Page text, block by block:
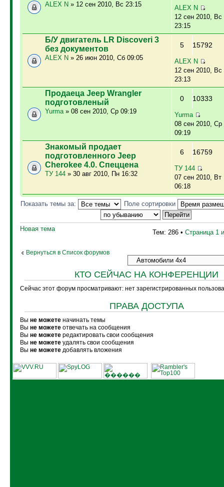
ALEX N » 12 сен 2010, Вс 23:15
ALEX N
12 сен 2010, Вс
23:15
Б/У двигатель LR Discoveri 3
без документов
ALEX N » 26 июн 2010, Сб 09:05
5 15792
ALEX N
12 сен 2010, Вс
23:13
Продаеца Jeep Wrangler
подготовленый
Yurma» 08 сен 2010, Ср 09:19
0 10333
Yurma
08 сен 2010, Ср
09:19
Знакомый продает
подготовленного Jeep
Cherokee 4.0. Спеццена
ТУ 144» 30 авг 2010, Пн 16:32
6 16759
ТУ 144
07 сен 2010, Вт
06:18
Показать темы за: Поле сортировки
Новая тема Тем: 286 • Страница 1
Вернуться в Список форумов
КТО СЕЙЧАС НА КОНФЕРЕНЦИИ
Сейчас этот форум просматривают: нет зарегистрированных
ПРАВА ДОСТУПА
Вы не можетеначинать темы
Вы не можетеотвечать на сообщения
Вы не можетередактировать свои сообщения
Вы не можетеудалять свои сообщения
Вы не можетедобавлять вложения